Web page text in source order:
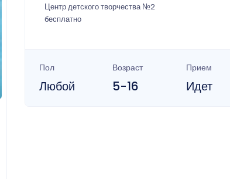
Центр детского творчества №2
бесплатно
Пол
Любой
Возраст
5-16
Прием
Идет